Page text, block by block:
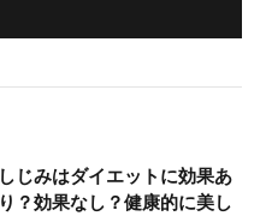
しじみはダイエットに効果あ
り？効果なし？健康的に美し